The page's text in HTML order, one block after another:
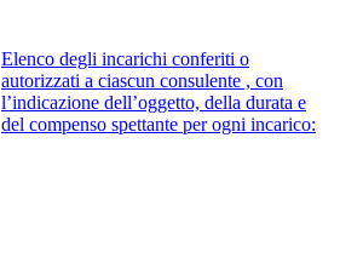
Elenco degli incarichi conferiti o
autorizzati a ciascun consulente , con
l’indicazione dell’oggetto, della durata e
del compenso spettante per ogni incarico: